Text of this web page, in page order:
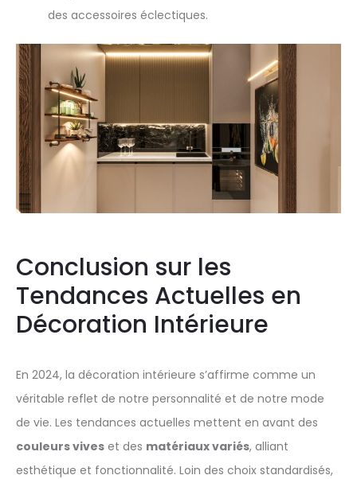
des accessoires éclectiques.
Conclusion sur les
Tendances Actuelles en
Décoration Intérieure
En 2024, la décoration intérieure s’affirme comme un
véritable reflet de notre personnalité et de notre mode
de vie. Les tendances actuelles mettent en avant des
couleurs vives et des matériaux variés, alliant
esthétique et fonctionnalité. Loin des choix standardisés,